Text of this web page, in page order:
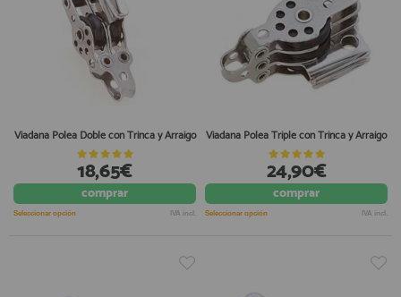
Viadana Polea Doble con Trinca y Arraigo
18,65€
comprar
Seleccionar opción IVA incl.
Viadana Polea Triple con Trinca y Arraigo
24,90€
comprar
Seleccionar opción IVA incl.